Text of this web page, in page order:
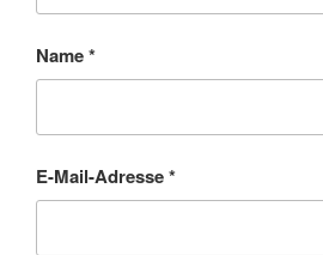
Name*
E-Mail-Adresse*